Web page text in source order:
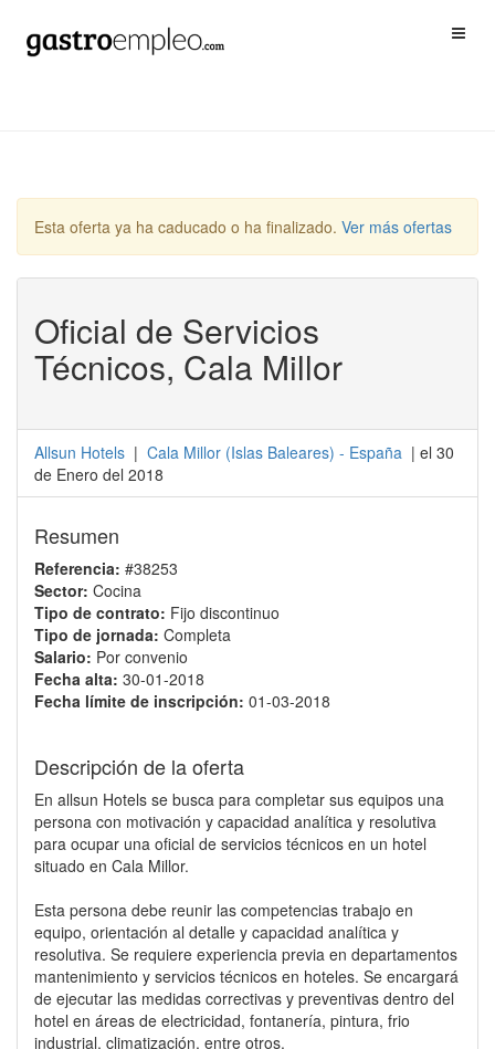
Esta oferta ya ha caducado o ha finalizado. Ver más ofertas
Oficial de Servicios
Técnicos, Cala Millor
Allsun Hotels | Cala Millor (Islas Baleares) - España | el 30
de Enero del 2018
Resumen
Referencia: #38253
Sector: Cocina
Tipo de contrato: Fijo discontinuo
Tipo de jornada: Completa
Salario: Por convenio
Fecha alta: 30-01-2018
Fecha límite de inscripción: 01-03-2018
Descripción de la oferta
En allsun Hotels se busca para completar sus equipos una
persona con motivación y capacidad analítica y resolutiva
para ocupar una oficial de servicios técnicos en un hotel
situado en Cala Millor.
Esta persona debe reunir las competencias trabajo en
equipo, orientación al detalle y capacidad analítica y
resolutiva. Se requiere experiencia previa en departamentos
mantenimiento y servicios técnicos en hoteles. Se encargará
de ejecutar las medidas correctivas y preventivas dentro del
hotel en áreas de electricidad, fontanería, pintura, frio
industrial, climatización, entre otros.